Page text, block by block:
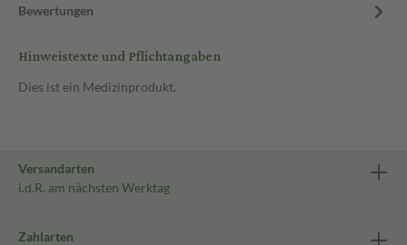
Bewertungen
Hinweistexte und Pflichtangaben
Dies ist ein Medizinprodukt.
Versandarten
i.d.R. am nächsten Werktag
Zahlarten